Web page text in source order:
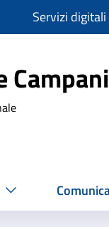
Servizi digitali